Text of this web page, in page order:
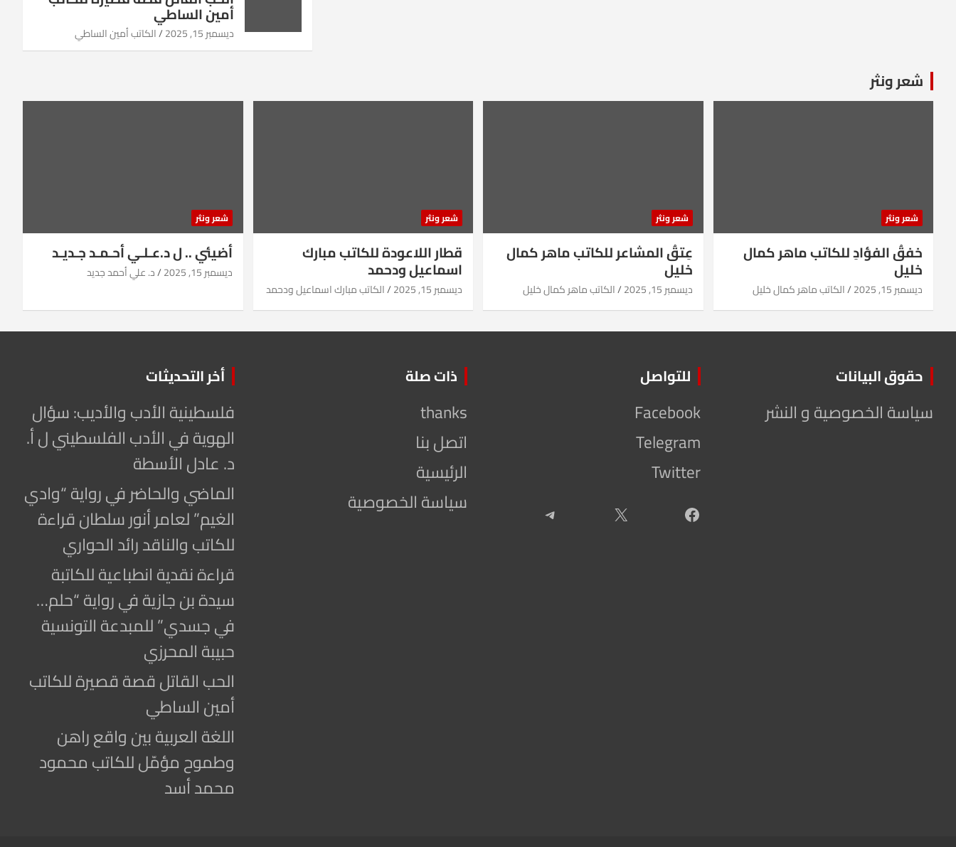
أمين الساطي
ديسمبر 15, 2025 الكاتب أمين الساطي
شعر ونثر
شعر ونثر
خفقُ الفؤادِ للكاتب ماهر كمال
خليل
ديسمبر 15, 2025 الكاتب ماهر كمال خليل
شعر ونثر
عِتقُ المشاعر للكاتب ماهر كمال
خليل
ديسمبر 15, 2025 الكاتب ماهر كمال خليل
شعر ونثر
قطار اللاعودة للكاتب مبارك
اسماعيل ودحمد
ديسمبر 15, 2025 الكاتب مبارك اسماعيل ودحمد
شعر ونثر
أضيئي .. ل د.عـلـي أحـمـد جـديـد
ديسمبر 15, 2025 د. علي أحمد جديد
حقوق البيانات
سياسة الخصوصية و النشر
للتواصل
Facebook
Telegram
Twitter
Facebook
X
Telegram
ذات صلة
thanks
اتصل بنا
الرئيسية
سياسة الخصوصية
أخر التحديثات
فلسطينية الأدب والأديب: سؤال
الهوية في الأدب الفلسطيني ل أ.
د. عادل الأسطة
الماضي والحاضر في رواية “وادي
الغيم” لعامر أنور سلطان قراءة
للكاتب والناقد رائد الحواري
قراءة نقدية انطباعية للكاتبة
سيدة بن جازية في رواية “حلم…
في جسدي” للمبدعة التونسية
حبيبة المحرزي
الحب القاتل قصة قصيرة للكاتب
أمين الساطي
اللغة العربية بين واقع راهن
وطموح مؤمّل للكاتب محمود
محمد أسد